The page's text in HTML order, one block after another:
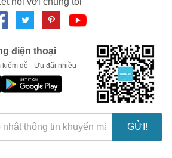
Aller Flo được sản xuất và kiểm tra
tới tay người tiêu dùng. Bạn có thể
được chiết xuất từ các thành phần tự
thông thoáng mũi. Công thức độc quyền
của bạn.
điện thoại
dễ - Ưu đãi nhiều
GỬI!